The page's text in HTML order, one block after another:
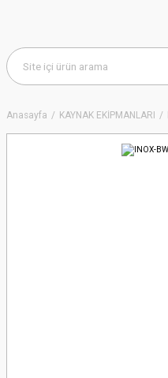
Anasayfa KAYNAK EKİPMANLARI